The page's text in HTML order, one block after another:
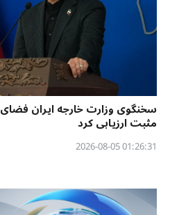
سخنگوی وزارت خارجه ایران فضای
مثبت ارزیابی کرد
01:26:31 2026-08-05